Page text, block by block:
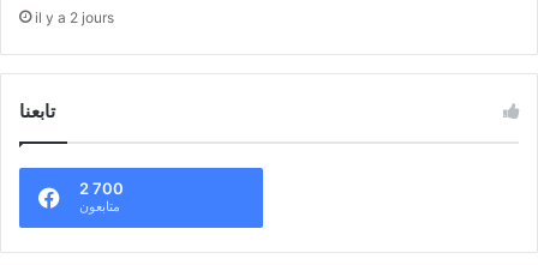
il y a 2 jours
تابعنا
2 700
متابعون